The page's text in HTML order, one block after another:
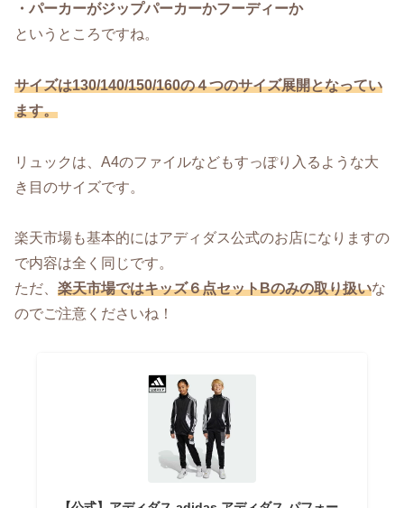
・パーカーがジップパーカーかフーディーか
というところですね。
サイズは130/140/150/160の４つのサイズ展開となってい
ます。
リュックは、A4のファイルなどもすっぽり入るような大
き目のサイズです。
楽天市場も基本的にはアディダス公式のお店になりますの
で内容は全く同じです。
ただ、 楽天市場ではキッズ６点セットBのみの取り扱いな
のでご注意くださいね！